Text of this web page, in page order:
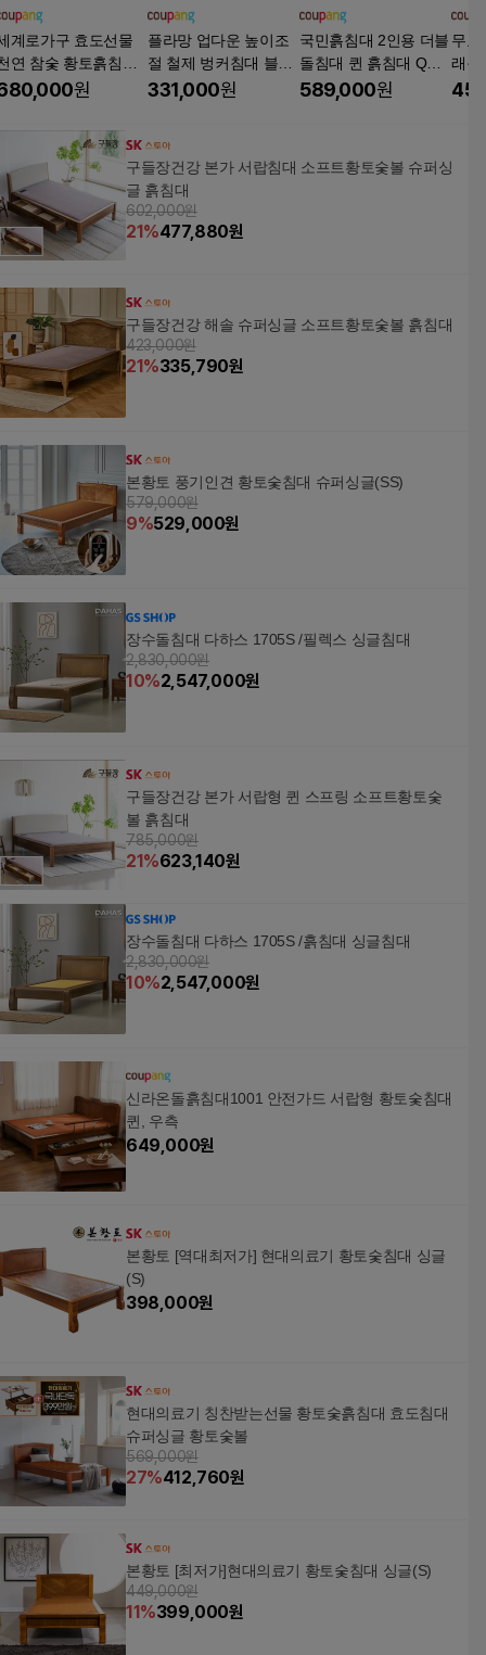
계로가구 효도선물
연 참숯 황토흙침대
토볼 흙보료 매트리
원
플라망 업다운 높이조
절 철제 벙커침대 블랙
SS 수납계단형 단품 방
331,000원
국민흙침대 2인용 더블
돌침대 퀸 흙침대 Q캔
써스
589,000원
무료
래목
쳐
구들장건강 본가 서랍침대 소프트황토숯볼 슈퍼싱
글 흙침대
602,000원
21%477,880원
구들장건강 해솔 슈퍼싱글 소프트황토숯볼 흙침대
423,000원
21%335,790원
본황토 풍기인견 황토숯침대 슈퍼싱글(SS)
579,000원
9%529,000원
장수돌침대 다하스 1705S /필렉스 싱글침대
2,830,000원
10%2,547,000원
구들장건강 본가 서랍형 퀸 스프링 소프트황토숯
볼 흙침대
785,000원
21%623,140원
장수돌침대 다하스 1705S /흙침대 싱글침대
2,830,000원
10%2,547,000원
신라온돌흙침대1001 안전가드 서랍형 황토숯침대
퀸, 우측
649,000원
본황토 [역대최저가] 현대의료기 황토숯침대 싱글
(S)
398,000원
현대의료기 칭찬받는선물 황토숯흙침대 효도침대
슈퍼싱글 황토숯볼
569,000원
27%412,760원
본황토 [최저가]현대의료기 황토숯침대 싱글(S)
449,000원
11%399,000원